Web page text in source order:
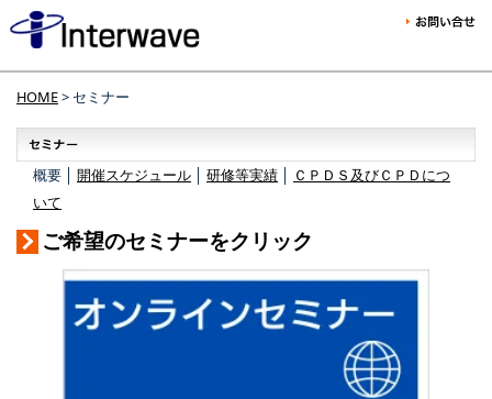
HOME> セミナー
概要 │ 開催スケジュール 研修等実績
ＣＰＤＳ及びＣＰＤにつ
いて
ご希望のセミナーをクリック